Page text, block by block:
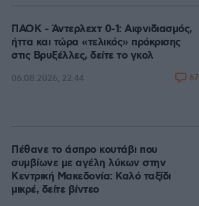
ΠΑΟΚ - Άντερλεχτ 0-1: Αιφνιδιασμός,
ήττα και τώρα «τελικός» πρόκρισης
στις Βρυξέλλες, δείτε το γκολ
06.08.2026, 22:44 67
Πέθανε το άσπρο κουτάβι που
συμβίωνε με αγέλη λύκων στην
Κεντρική Μακεδονία: Καλό ταξίδι
μικρέ, δείτε βίντεο